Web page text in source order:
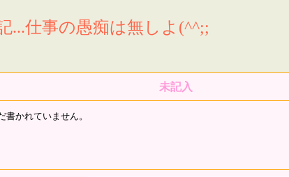
...仕事の愚痴は無しよ(^^;;
未記入
書かれていません。